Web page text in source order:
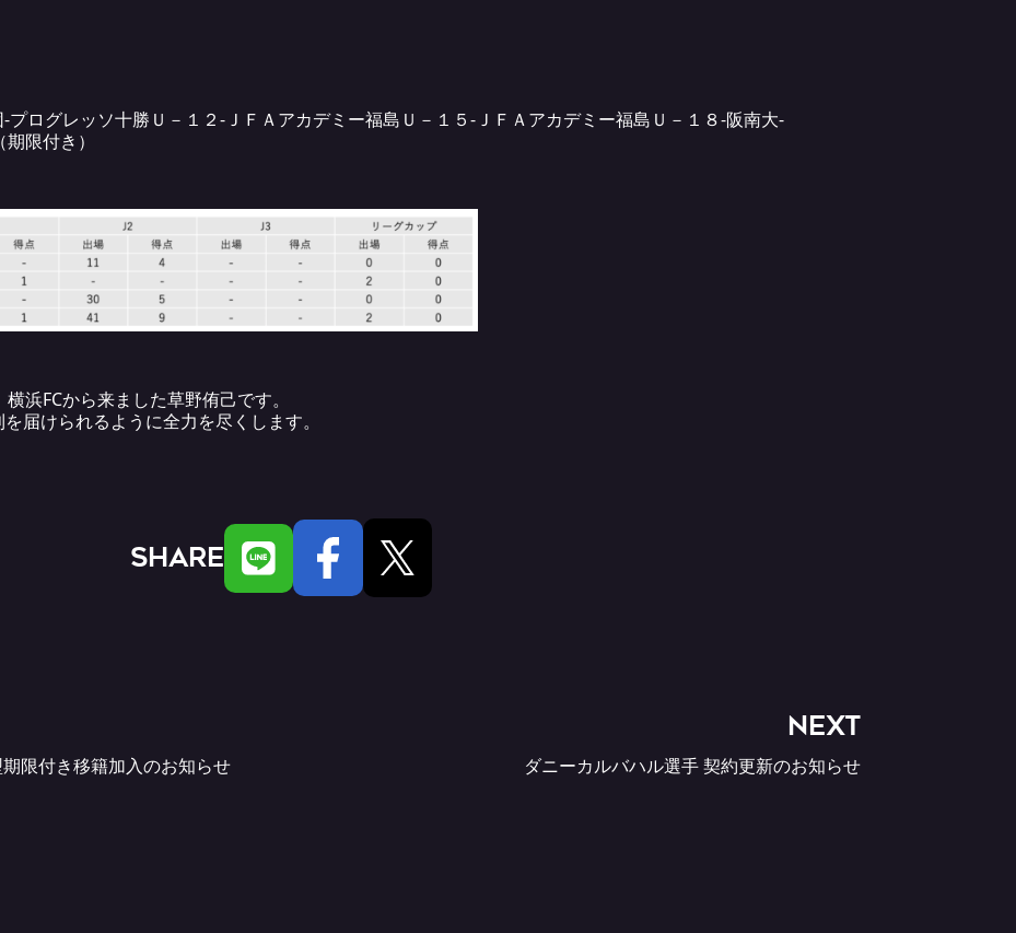
ログレッソ十勝Ｕ－１２-ＪＦＡアカデミー福島Ｕ－１５-ＪＦＡアカデミー福島Ｕ－１８-阪南大-
限付き）
浜FCから来ました草野侑己です。
届けられるように全力を尽くします。
SHARE
限付き移籍加入のお知らせ
NEXT
ダニーカルバハル選手 契約更新のお知らせ